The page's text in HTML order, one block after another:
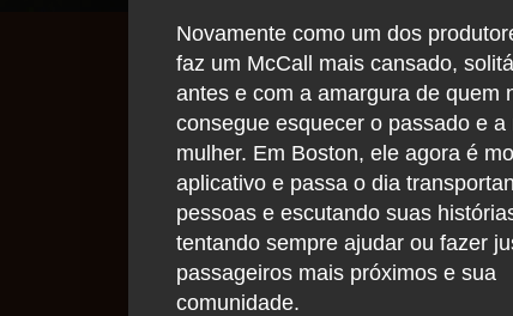
Novamente como um dos
faz um McCall mais cansado,
antes e com a amargura de quem
consegue esquecer o passado e a
mulher. Em Boston, ele agora é
aplicativo e passa o dia
pessoas e escutando suas
tentando sempre ajudar ou fazer
passageiros mais próximos e sua
comunidade.